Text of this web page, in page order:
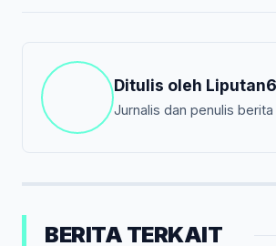
Ditulis oleh
Jurnalis dan penulis
BERITA TERKAIT